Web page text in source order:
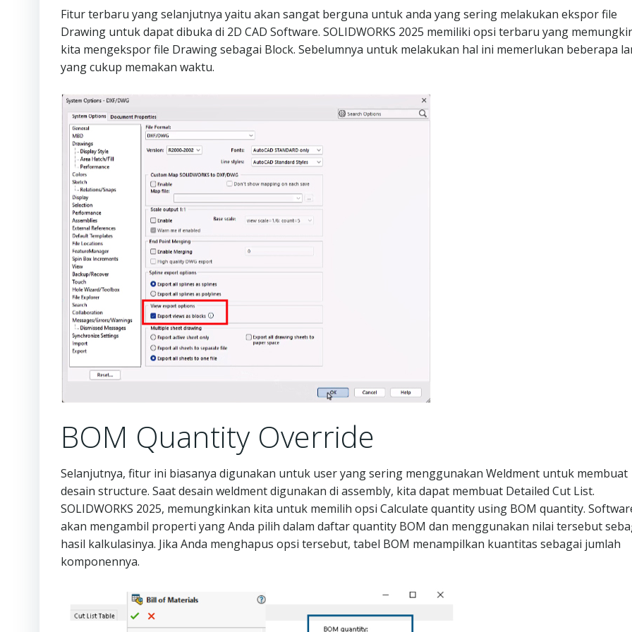
Fitur terbaru yang selanjutnya yaitu akan sangat berguna untuk anda yang sering melakukan ekspor file
Drawing untuk dapat dibuka di 2D CAD Software. SOLIDWORKS 2025 memiliki opsi terbaru yang
kita mengekspor file Drawing sebagai Block. Sebelumnya untuk melakukan hal ini memerlukan beberapa
yang cukup memakan waktu.
BOM Quantity Override
Selanjutnya, fitur ini biasanya digunakan untuk user yang sering menggunakan Weldment untuk membuat
desain structure. Saat desain weldment digunakan di assembly, kita dapat membuat Detailed Cut List.
SOLIDWORKS 2025, memungkinkan kita untuk memilih opsi Calculate quantity using BOM quantity.
akan mengambil properti yang Anda pilih dalam daftar quantity BOM dan menggunakan nilai tersebut
hasil kalkulasinya. Jika Anda menghapus opsi tersebut, tabel BOM menampilkan kuantitas sebagai jumlah
komponennya.